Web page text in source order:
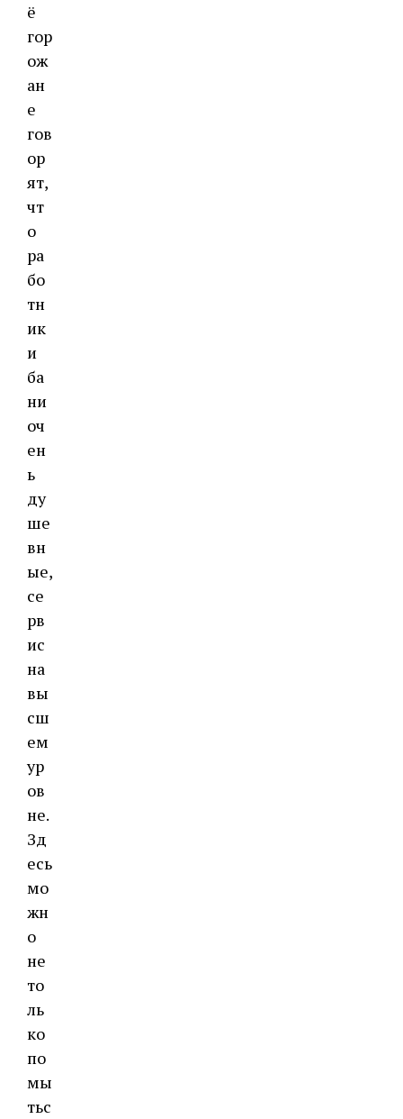
ё
гор
ож
ан
е
гов
ор
ят,
чт
о
ра
бо
тн
ик
и
ба
ни
оч
ен
ь
ду
ше
вн
ые,
се
рв
ис
на
вы
сш
ем
ур
ов
не.
Зд
есь
мо
жн
о
не
то
ль
ко
по
мы
тьс